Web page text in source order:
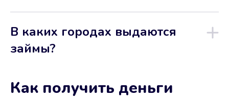
В каких городах выдаются
займы?
Как получить деньги